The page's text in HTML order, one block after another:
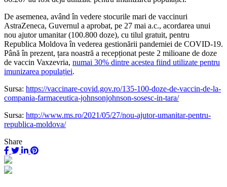
De asemenea, având în vedere stocurile mari de vaccinuri
AstraZeneca, Guvernul a aprobat, pe 27 mai a.c., acordarea unui
nou ajutor umanitar (100.800 doze), cu tilul gratuit, pentru
Republica Moldova în vederea gestionării pandemiei de COVID-19.
Până în prezent, țara noastră a recepționat peste 2 milioane de doze
de vaccin Vaxzevria, numai 30% dintre acestea fiind utilizate pentru
imunizarea populației.
Sursa: https://vaccinare-covid.gov.ro/135-100-doze-de-vaccin-de-la-
compania-farmaceutica-johnsonjohnson-sosesc-in-tara/
Sursa: http://www.ms.ro/2021/05/27/nou-ajutor-umanitar-pentru-
republica-moldova/
Share